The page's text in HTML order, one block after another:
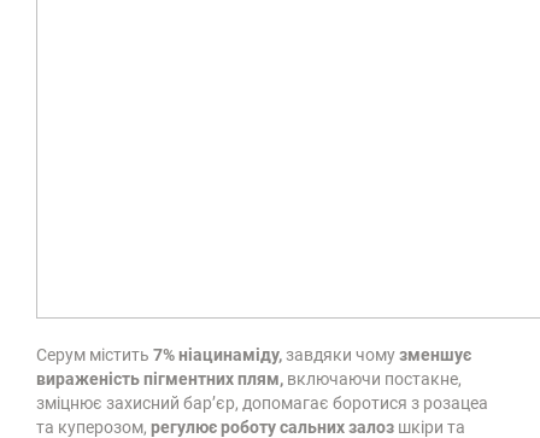
Серум містить 7% ніацинаміду, завдяки чомузменшує
вираженість пігментних плям, включаючи постакне,
зміцнює захисний бар’єр, допомагає боротися з розацеа
та куперозом, регулює роботу сальних залоз шкіри та